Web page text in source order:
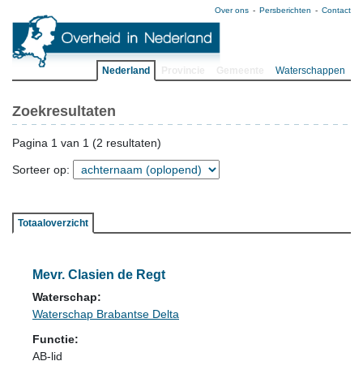
Over ons Persberichten Contact
Nederland Waterschappen
Zoekresultaten
Pagina 1 van 1 (2 resultaten)
Sorteer op:
Totaaloverzicht
Mevr. Clasien de Regt
Waterschap:
Waterschap Brabantse Delta
Functie:
AB-lid